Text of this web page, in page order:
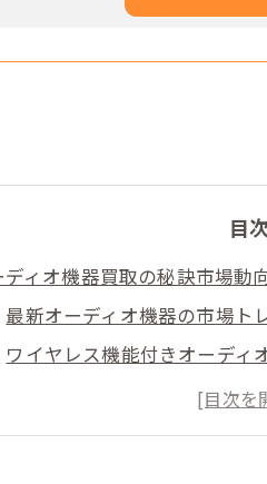
目
ィオ機器買取の秘訣市場動
最新オーディオ機器の市場ト
ワイヤレス機能付きオーディ
ヴィンテージオーディオ機器
需要を見極めてオーディオ機